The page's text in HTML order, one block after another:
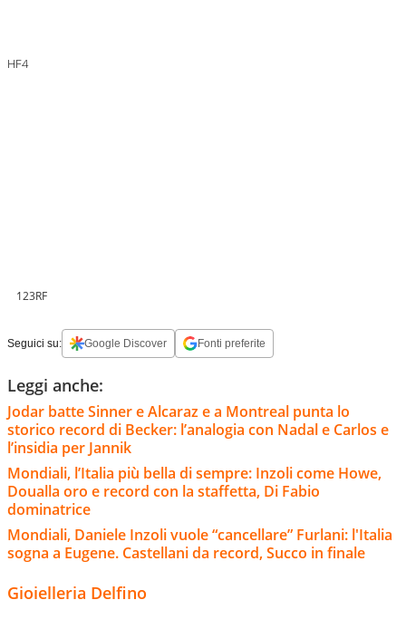
HF4
123RF
Seguici su: Google Discover Fonti preferite
Leggi anche:
Jodar batte Sinner e Alcaraz e a Montreal punta lo
storico record di Becker: l’analogia con Nadal e Carlos e
l’insidia per Jannik
Mondiali, l’Italia più bella di sempre: Inzoli come Howe,
Doualla oro e record con la staffetta, Di Fabio
dominatrice
Mondiali, Daniele Inzoli vuole “cancellare” Furlani: l'Italia
sogna a Eugene. Castellani da record, Succo in finale
Gioielleria Delfino